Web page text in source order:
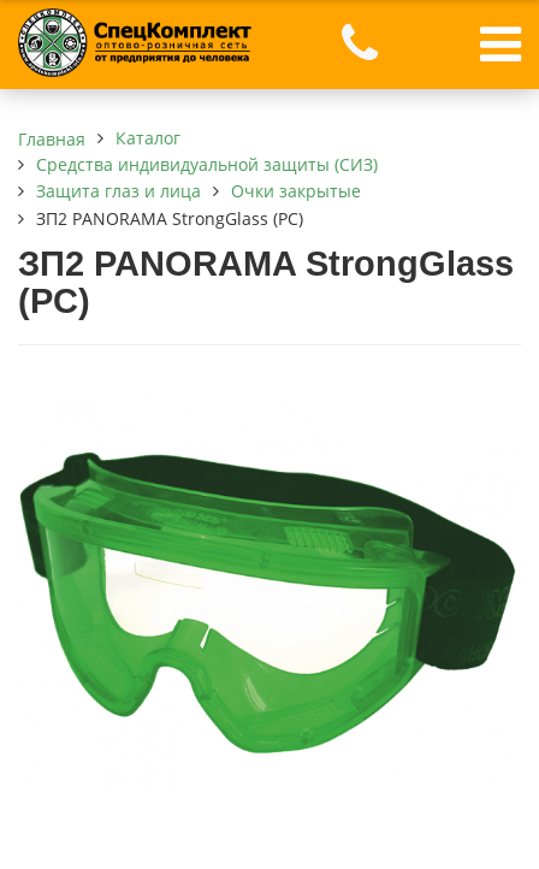
Главная
Каталог
Средства индивидуальной защиты (СИЗ)
Защита глаз и лица
Очки закрытые
ЗП2 PANORAMA StrongGlass (PC)
ЗП2 PANORAMA StrongGlass
(PC)